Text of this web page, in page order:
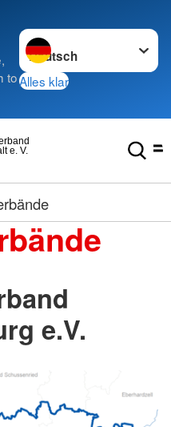
to
Sprache wechseln zu
Alles klar
e. V.
e.V.